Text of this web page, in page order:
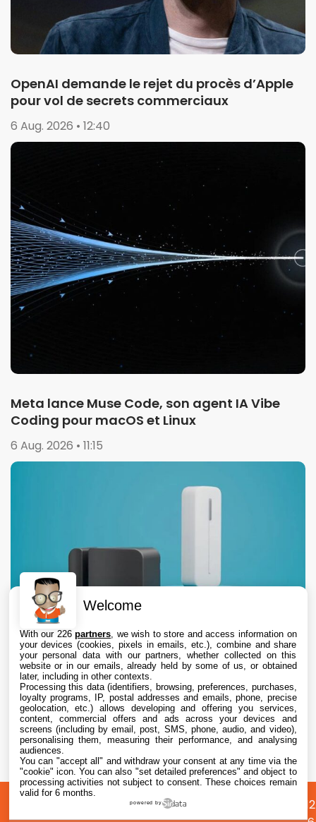
OpenAI demande le rejet du procès d’Apple
pour vol de secrets commerciaux
6 Aug. 2026 • 12:40
Meta lance Muse Code, son agent IA Vibe
Coding pour macOS et Linux
6 Aug. 2026 • 11:15
Abode lance deux nouveaux capteurs
compatibles Apple Home pour sécuriser
garages et portails
6 Aug. 2026 • 9:45
Préférences
Confidentialité
©
Welcome
With our 226partners , we wish to store and access information on
your devices (cookies, pixels in emails, etc.), combine and share
your personal data with our partners, whether collected on this
website or in our emails, already held by some of us, or obtained
later, including in other contexts.
Processing this data (identifiers, browsing, preferences, purchases,
loyalty programs, IP, postal addresses and emails, phone, precise
geolocation, etc.) allows developing and offering you services,
content, commercial offers and ads across your devices and
screens (including by email, post, SMS, phone, audio, and video),
personalising them, measuring their performance, and analysing
audiences.
You can "accept all" and withdraw your consent at any time via the
"cookie" icon. You can also "set detailed preferences" and object to
processing activities not subject to consent. These choices remain
valid for 6 months.
powered by